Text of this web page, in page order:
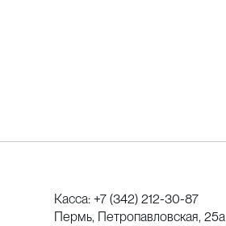
Касса: +7 (342) 212-30-87
Пермь, Петропавловская, 25а